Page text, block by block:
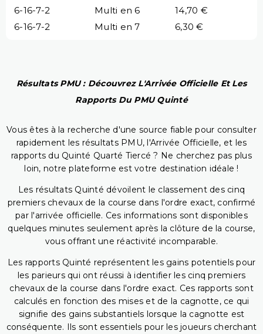
6-16-7-2
Multi en 6
14,70 €
6-16-7-2
Multi en 7 6,30 €
Résultats PMU : Découvrez L'Arrivée Officielle Et Les
Rapports Du PMU Quinté
Vous êtes à la recherche d'une source fiable pour consulter
rapidement les résultats PMU, l'Arrivée Officielle, et les
rapports du Quinté Quarté Tiercé ? Ne cherchez pas plus
loin, notre plateforme est votre destination idéale !
Les résultats Quinté dévoilent le classement des cinq
premiers chevaux de la course dans l'ordre exact, confirmé
par l'arrivée officielle. Ces informations sont disponibles
quelques minutes seulement après la clôture de la course,
vous offrant une réactivité incomparable.
Les rapports Quinté représentent les gains potentiels pour
les parieurs qui ont réussi à identifier les cinq premiers
chevaux de la course dans l'ordre exact. Ces rapports sont
calculés en fonction des mises et de la cagnotte, ce qui
signifie des gains substantiels lorsque la cagnotte est
conséquente. Ils sont essentiels pour les joueurs cherchant